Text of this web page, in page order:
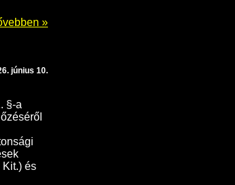
»
június 10.
§-a
és